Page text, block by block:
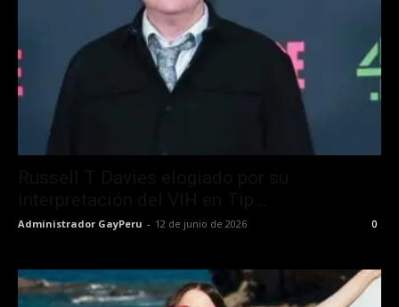
Administrador GayPeru - 12 de junio de 2026 0